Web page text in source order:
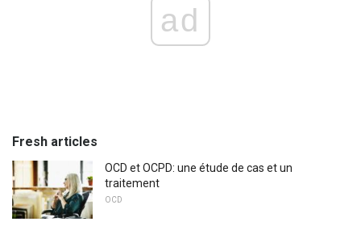
ad
Fresh articles
OCD et OCPD: une étude de cas et un
traitement
OCD